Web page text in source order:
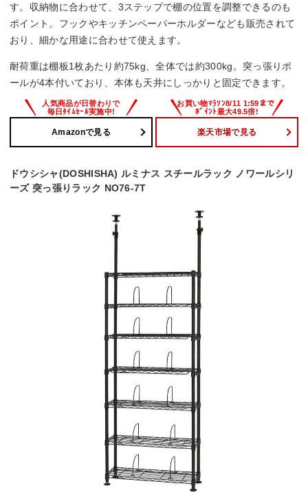
す。収納物に合わせて、3ステップで棚の位置を調整できるのも
ポイント。フックやキッチンペーパーホルダーなども販売されて
おり、細かな用途に合わせて使えます。
耐荷重は棚板1枚あたり約75kg、全体では約300kg。突っ張りポ
ールが4本付いており、本体も天井にしっかりと固定できます。
Amazonで見る 楽天市場で見る
ドウシシャ(DOSHISHA) ルミナス スチールラック ノワールシリ
ーズ 突っ張りラック NO76-7T